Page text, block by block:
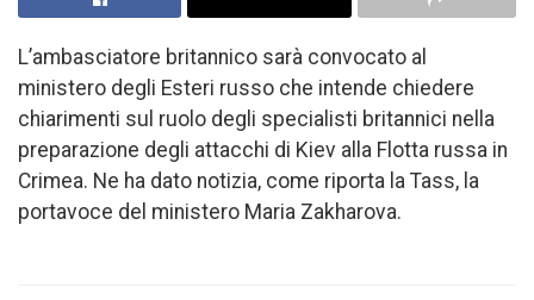
L’ambasciatore britannico sarà convocato al
ministero degli Esteri russo che intende chiedere
chiarimenti sul ruolo degli specialisti britannici nella
preparazione degli attacchi di Kiev alla Flotta russa in
Crimea. Ne ha dato notizia, come riporta la Tass, la
portavoce del ministero Maria Zakharova.